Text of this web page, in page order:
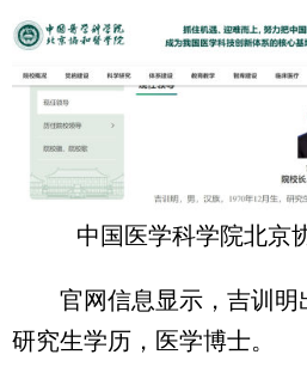
中国医学科学院北京
官网信息显示，吉训明出
研究生学历，医学博士。